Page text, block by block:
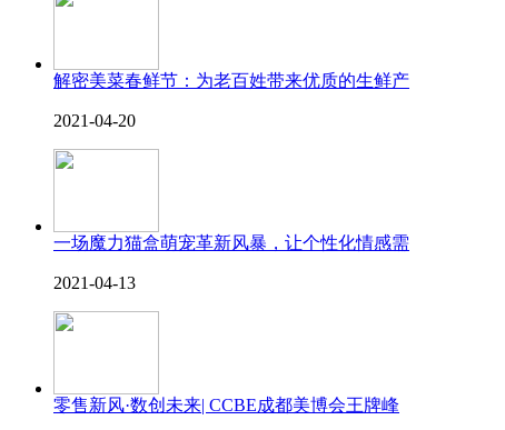
解密美菜春鲜节：为老百姓带来优质的生鲜产
2021-04-20
一场魔力猫盒萌宠革新风暴，让个性化情感需
2021-04-13
零售新风·数创未来| CCBE成都美博会王牌峰